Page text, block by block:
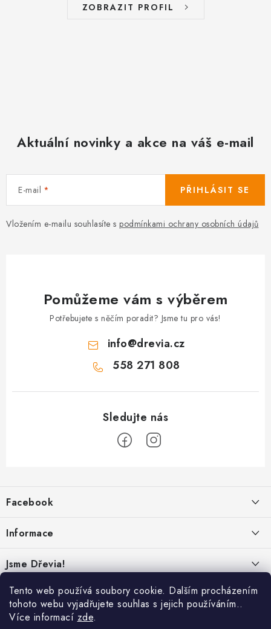
Tento web používá soubory cookie. Dalším procházením
tohoto webu vyjadřujete souhlas s jejich používáním..
Více informací zde.
ZOBRAZIT PROFIL
Aktuální novinky a akce na váš e-mail
E-mail
Vložením e-mailu souhlasíte s podmínkami ochrany osobních údajů
PŘIHLÁSIT SE
Pomůžeme vám s výběrem
Potřebujete s něčím poradit? Jsme tu pro vás!
info@drevia.cz
558 271 808
p
a
Facebook
Informace
Reklamace & vrácení
Jsme Dřevia!
Kontakt
Náš příběh